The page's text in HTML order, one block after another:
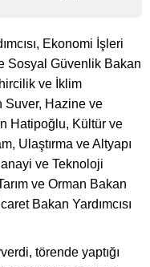
Ekonomi İşleri
Sosyal Güvenlik Bakan
ve İklim
Suver, Hazine ve
Hatipoğlu, Kültür ve
Ulaştırma ve Altyapı
ve Teknoloji
ve Orman Bakan
Bakan Yardımcısı
törende yaptığı